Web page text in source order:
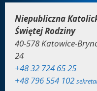
Niepubliczna
Świętej Rodziny
40-578 Katowice-
24
+48 32 724 65 25
+48 796 554 102